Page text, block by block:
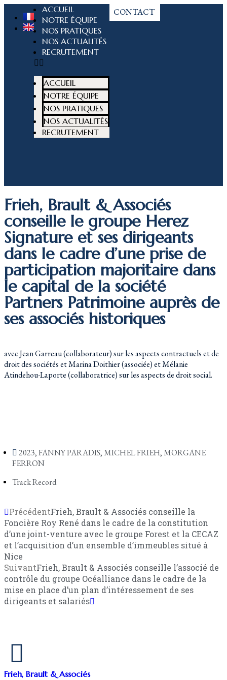
ACCUEIL
NOTRE ÉQUIPE
NOS PRATIQUES
NOS ACTUALITÉS
RECRUTEMENT
ACCUEIL
NOTRE ÉQUIPE
NOS PRATIQUES
NOS ACTUALITÉS
RECRUTEMENT
CONTACT
Frieh, Brault & Associés
conseille le groupe Herez
Signature et ses dirigeants
dans le cadre d’une prise de
participation majoritaire dans
le capital de la société
Partners Patrimoine auprès de
ses associés historiques
avec Jean Garreau (collaborateur) sur les aspects contractuels et de
droit des sociétés et Marina Doithier (associée) et Mélanie
Atindehou-Laporte (collaboratrice) sur les aspects de droit social.
2023,FANNY PARADIS,MICHEL FRIEH,MORGANE
FERRON
Track Record
PrécédentFrieh, Brault & Associés conseille la
Foncière Roy René dans le cadre de la constitution
d’une joint-venture avec le groupe Forest et la CECAZ
et l’acquisition d’un ensemble d’immeubles situé à
Nice
SuivantFrieh, Brault & Associés conseille l’associé de
contrôle du groupe Océalliance dans le cadre de la
mise en place d’un plan d’intéressement de ses
dirigeants et salariés
Frieh, Brault & Associés